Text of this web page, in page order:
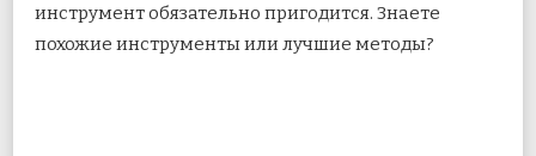
инструмент обязательно пригодится. Знаете
похожие инструменты или лучшие методы?